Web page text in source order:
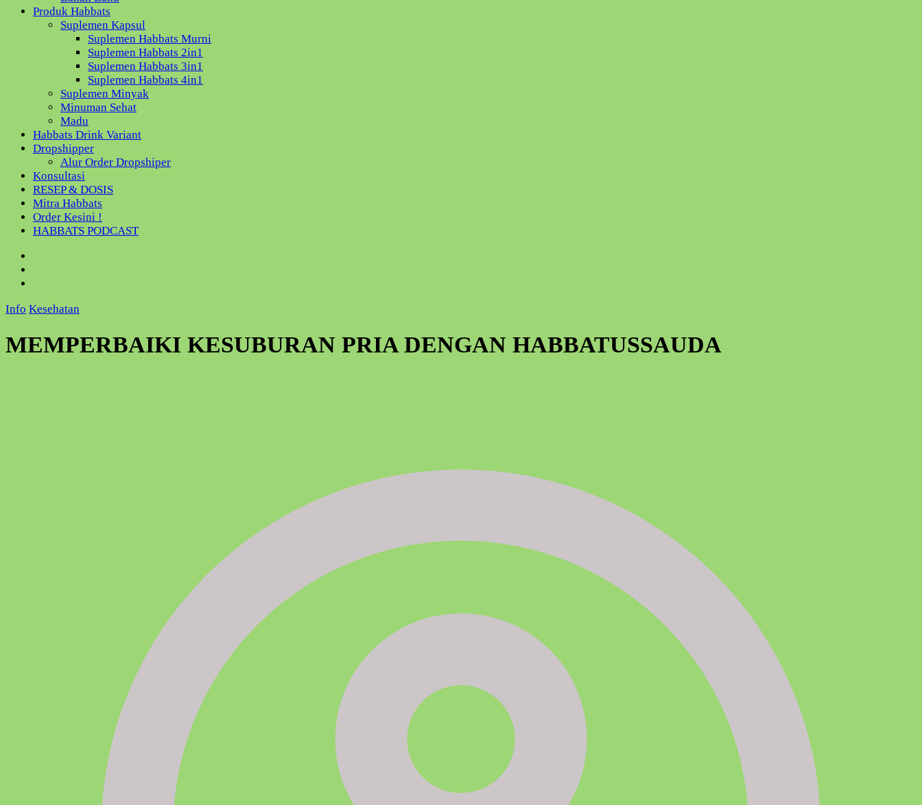
Produk Habbats
Suplemen Kapsul
Suplemen Habbats Murni
Suplemen Habbats 2in1
Suplemen Habbats 3in1
Suplemen Habbats 4in1
Suplemen Minyak
Minuman Sehat
Madu
Habbats Drink Variant
Dropshipper
Alur Order Dropshiper
Konsultasi
RESEP & DOSIS
Mitra Habbats
Order Kesini !
HABBATS PODCAST
Info Kesehatan
MEMPERBAIKI KESUBURAN PRIA DENGAN HABBATUSSAUDA